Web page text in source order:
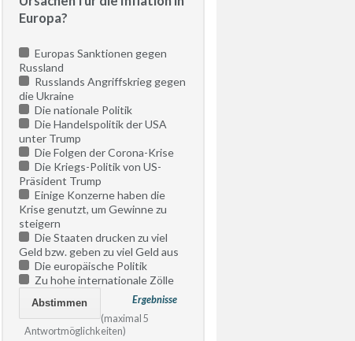
Europa?
Europas Sanktionen gegen
Russland
Russlands Angriffskrieg gegen
die Ukraine
Die nationale Politik
Die Handelspolitik der USA
unter Trump
Die Folgen der Corona-Krise
Die Kriegs-Politik von US-
Präsident Trump
Einige Konzerne haben die
Krise genutzt, um Gewinne zu
steigern
Die Staaten drucken zu viel
Geld bzw. geben zu viel Geld aus
Die europäische Politik
Zu hohe internationale Zölle
Ergebnisse
(maximal 5
Antwortmöglichkeiten)